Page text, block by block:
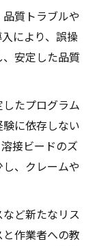
質トラブルや
により、誤操
安定した品質
たプログラム
に依存しない
接ビードのズ
、クレームや
ど新たなリス
作業者への教